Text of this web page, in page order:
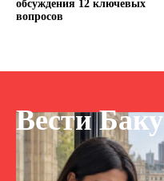
обсуждения 12 ключевых
вопросов
Вести Баку